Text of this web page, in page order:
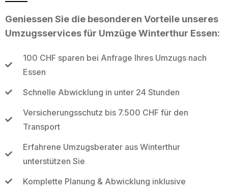
Geniessen Sie die besonderen Vorteile unseres
Umzugsservices für Umzüge Winterthur Essen:
100 CHF sparen bei Anfrage Ihres Umzugs nach
Essen
Schnelle Abwicklung in unter 24 Stunden
Versicherungsschutz bis 7.500 CHF für den
Transport
Erfahrene Umzugsberater aus Winterthur
unterstützen Sie
Komplette Planung & Abwicklung inklusive